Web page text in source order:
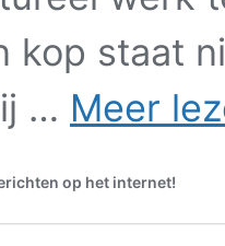
kop staat
… Meer
op het internet!